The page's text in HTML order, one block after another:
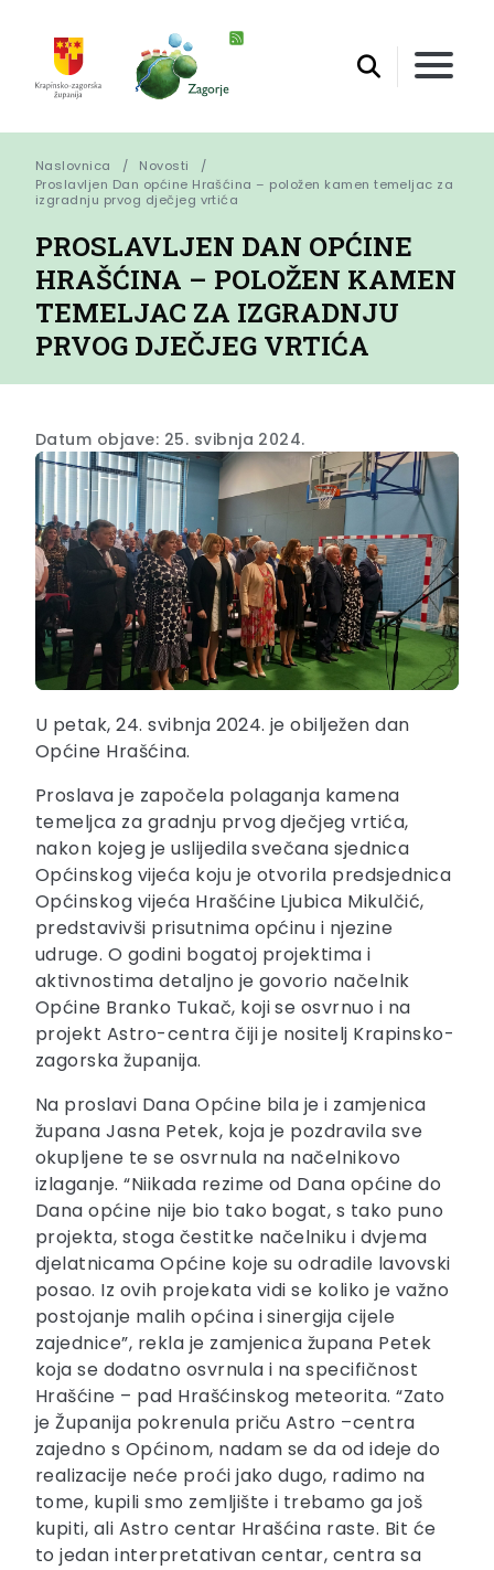
Naslovnica
Novosti
Proslavljen Dan općine Hrašćina – položen kamen temeljac za
izgradnju prvog dječjeg vrtića
PROSLAVLJEN DAN OPĆINE
HRAŠĆINA – POLOŽEN KAMEN
TEMELJAC ZA IZGRADNJU
PRVOG DJEČJEG VRTIĆA
Datum objave: 25. svibnja 2024.
U petak, 24. svibnja 2024. je obilježen dan
Općine Hrašćina.
Proslava je započela polaganja kamena
temeljca za gradnju prvog dječjeg vrtića,
nakon kojeg je uslijedila svečana sjednica
Općinskog vijeća koju je otvorila predsjednica
Općinskog vijeća Hrašćine Ljubica Mikulčić,
predstavivši prisutnima općinu i njezine
udruge. O godini bogatoj projektima i
aktivnostima detaljno je govorio načelnik
Općine Branko Tukač, koji se osvrnuo i na
projekt Astro-centra čiji je nositelj Krapinsko-
zagorska županija.
Na proslavi Dana Općine bila je i zamjenica
župana Jasna Petek, koja je pozdravila sve
okupljene te se osvrnula na načelnikovo
izlaganje. “Niikada rezime od Dana općine do
Dana općine nije bio tako bogat, s tako puno
projekta, stoga čestitke načelniku i dvjema
djelatnicama Općine koje su odradile lavovski
posao. Iz ovih projekata vidi se koliko je važno
postojanje malih općina i sinergija cijele
zajednice”, rekla je zamjenica župana Petek
koja se dodatno osvrnula i na specifičnost
Hrašćine – pad Hrašćinskog meteorita. “Zato
je Županija pokrenula priču Astro –centra
zajedno s Općinom, nadam se da od ideje do
realizacije neće proći jako dugo, radimo na
tome, kupili smo zemljište i trebamo ga još
kupiti, ali Astro centar Hrašćina raste. Bit će
to jedan interpretativan centar, centra sa